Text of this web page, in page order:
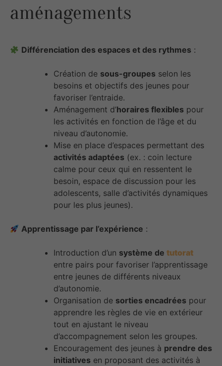
aménagements
Différenciation des espaces et des rythmes :
Création de sous-groupes selon les
besoins et objectifs des jeunes pour
favoriser l’entraide.
Aménagement d’horaires flexibles pour
les activités en fonction de l’âge et du
niveau d’autonomie.
Mise en place d’espaces permettant des
activités adaptées (ex. : coin lecture
calme pour ceux qui en ressentent le
besoin, espace de discussion pour les
adolescents, salle d’activités dynamiques
pour les plus jeunes).
Apprentissage par l’expérience :
Introduction d’un système de tutorat
entre pairs pour favoriser l’apprentissage
entre jeunes de différents niveaux
d’autonomie.
Organisation de sorties encadrées pour
apprendre les règles de vie en extérieur
tout en ajustant le niveau
d’accompagnement selon les groupes.
Encouragement des jeunes à prendre des
initiatives en proposant des activités à